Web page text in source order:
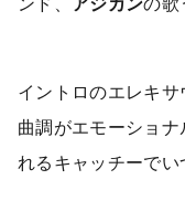
イントロのエレキ
曲調がエモーショナ
れるキャッチーでい